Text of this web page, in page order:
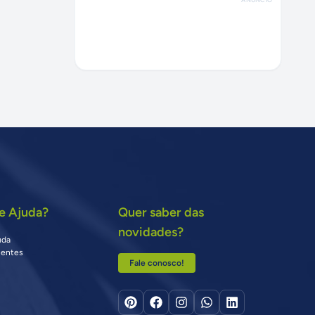
Ajuda?
Quer saber das
novidades?
Fale conosco!